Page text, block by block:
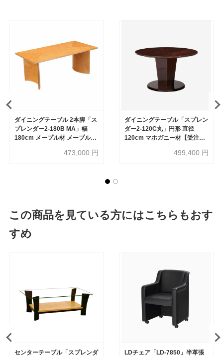
ダイニングテーブル 2本脚「ス
プレンダー2-180B MA」幅
180cm メープル材 メープル色
473,000 円
ダイニングテーブル「スプレン
ダー2-120C丸」円形 直径
120cm マホガニー材【受注生
499,400 円
この商品を見ている方にはこちらもおす
すめ
センターテーブル「スプレンダ
LDチェア「LD-7850」半革張